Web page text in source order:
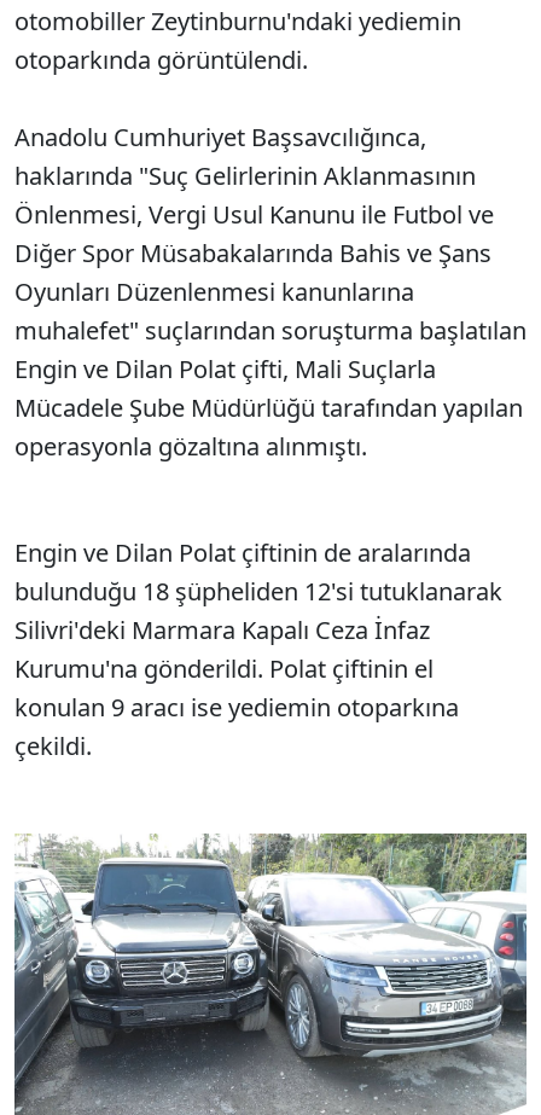
otomobiller Zeytinburnu'ndaki yediemin
otoparkında görüntülendi.
Anadolu Cumhuriyet Başsavcılığınca,
haklarında "Suç Gelirlerinin Aklanmasının
Önlenmesi, Vergi Usul Kanunu ile Futbol ve
Diğer Spor Müsabakalarında Bahis ve Şans
Oyunları Düzenlenmesi kanunlarına
muhalefet" suçlarından soruşturma başlatılan
Engin ve Dilan Polat çifti, Mali Suçlarla
Mücadele Şube Müdürlüğü tarafından yapılan
operasyonla gözaltına alınmıştı.
Engin ve Dilan Polat çiftinin de aralarında
bulunduğu 18 şüpheliden 12'si tutuklanarak
Silivri'deki Marmara Kapalı Ceza İnfaz
Kurumu'na gönderildi. Polat çiftinin el
konulan 9 aracı ise yediemin otoparkına
çekildi.